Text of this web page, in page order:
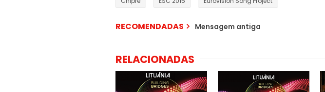
RECOMENDADAS Mensagem antiga
RELACIONADAS